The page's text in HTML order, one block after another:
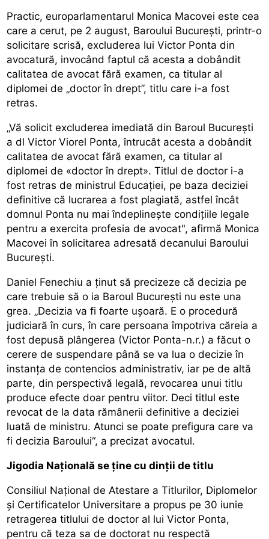
Practic, europarlamentarul Monica Macovei este cea
care a cerut, pe 2 august, Baroului Bucureşti, printr-o
solicitare scrisă, excluderea lui Victor Ponta din
avocatură, invocând faptul că acesta a dobândit
calitatea de avocat fără examen, ca titular al
diplomei de „doctor în drept”, titlu care i-a fost
retras.
„Vă solicit excluderea imediată din Baroul Bucureşti
a dl Victor Viorel Ponta, întrucât acesta a dobândit
calitatea de avocat fără examen, ca titular al
diplomei de «doctor în drept». Titlul de doctor i-a
fost retras de ministrul Educaţiei, pe baza deciziei
definitive că lucrarea a fost plagiată, astfel încât
domnul Ponta nu mai îndeplineşte condiţiile legale
pentru a exercita profesia de avocat", afirmă Monica
Macovei în solicitarea adresată decanului Baroului
Bucureşti.
Daniel Fenechiu a ţinut să precizeze că decizia pe
care trebuie să o ia Baroul Bucureşti nu este una
grea. „Decizia va fi foarte uşoară. E o procedură
judiciară în curs, în care persoana împotriva căreia a
fost depusă plângerea (Victor Ponta-n.r.) a făcut o
cerere de suspendare până se va lua o decizie în
instanţa de contencios administrativ, iar pe de altă
parte, din perspectivă legală, revocarea unui titlu
produce efecte doar pentru viitor. Deci titlul este
revocat de la data rămânerii definitive a deciziei
luată de ministru. Atunci se poate prefigura care va
fi decizia Baroului“, a precizat avocatul.
Jigodia Națională se ţine cu dinţii de titlu
Consiliul Naţional de Atestare a Titlurilor, Diplomelor
şi Certificatelor Universitare a propus pe 30 iunie
retragerea titlului de doctor al lui Victor Ponta,
pentru că teza sa de doctorat nu respectă